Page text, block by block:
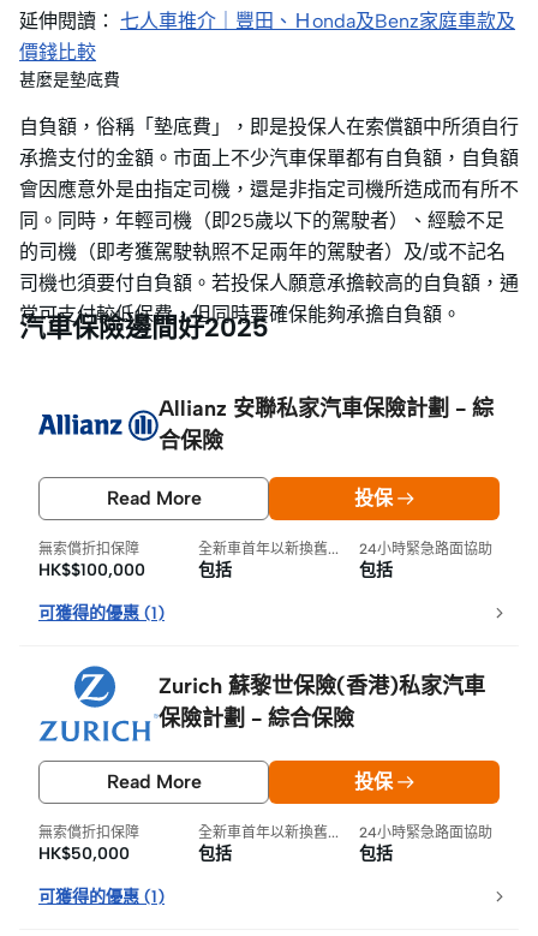
延伸閱讀： 七人車推介｜豐田、Ｈonda及Benz家庭車款及
價錢比較
甚麼是墊底費
自負額，俗稱「墊底費」，即是投保人在索償額中所須自行
承擔支付的金額。市面上不少汽車保單都有自負額，自負額
會因應意外是由指定司機，還是非指定司機所造成而有所不
同。同時，年輕司機（即25歲以下的駕駛者）、經驗不足
的司機（即考獲駕駛執照不足兩年的駕駛者）及/或不記名
司機也須要付自負額。若投保人願意承擔較高的自負額，通
常可支付較低保費，但同時要確保能夠承擔自負額。
汽車保險邊間好2025
Allianz 安聯私家汽車保險計劃 - 綜
合保險
Read More 投保
無索償折扣保障
HK$$100,000
全新車首年以新換舊保障
包括
24小時緊急路面協助
包括
可獲得的優惠 (1)
Zurich 蘇黎世保險(香港)私家汽車
保險計劃 - 綜合保險
Read More 投保
無索償折扣保障
HK$50,000
全新車首年以新換舊保障
包括
24小時緊急路面協助
包括
可獲得的優惠 (1)